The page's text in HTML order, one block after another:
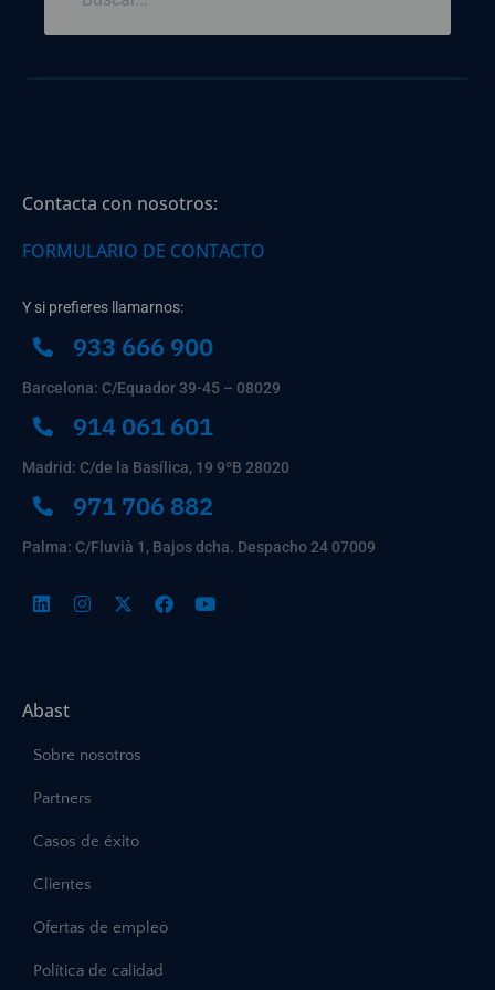
Contacta con nosotros:
FORMULARIO DE CONTACTO
Y si prefieres llamarnos:
933 666 900
Barcelona: C/Equador 39-45 – 08029
914 061 601
Madrid: C/de la Basílica, 19 9ºB 28020
971 706 882
Palma: C/Fluvià 1, Bajos dcha. Despacho 24 07009
Abast
Sobre nosotros
Partners
Casos de éxito
Clientes
Ofertas de empleo
Política de calidad